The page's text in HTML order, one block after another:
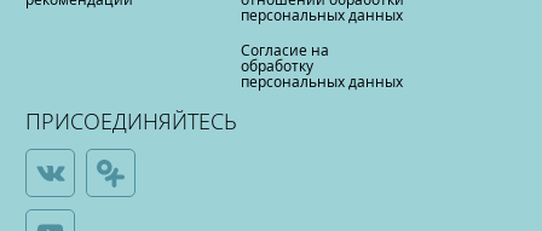
персональных данных
Согласие на
обработку
персональных данных
ПРИСОЕДИНЯЙТЕСЬ